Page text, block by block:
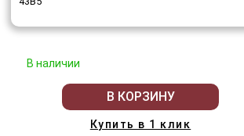
В наличии
В КОРЗИНУ
Купить в 1 клик